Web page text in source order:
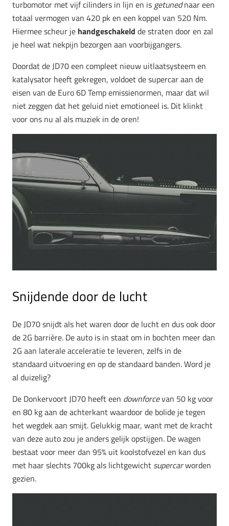
turbomotor met vijf cilinders in lijn en isgetunednaar een
totaal vermogen van 420 pk en een koppel van 520 Nm.
Hiermee scheur je handgeschakeld de straten door en zal
je heel wat nekpijn bezorgen aan voorbijgangers.
Doordat de JD70 een compleet nieuw uitlaatsysteem en
katalysator heeft gekregen, voldoet de supercar aan de
eisen van de Euro 6D Temp emissienormen, maar dat wil
niet zeggen dat het geluid niet emotioneel is. Dit klinkt
voor ons nu al als muziek in de oren!
Snijdende door de lucht
De JD70 snijdt als het waren door de lucht en dus ook door
de 2G barrière. De auto is in staat om in bochten meer dan
2G aan laterale acceleratie te leveren, zelfs in de
standaard uitvoering en op de standaard banden. Word je
al duizelig?
De Donkervoort JD70 heeft een downforcevan 50 kg voor
en 80 kg aan de achterkant waardoor de bolide je tegen
het wegdek aan smijt. Gelukkig maar, want met de kracht
van deze auto zou je anders gelijk opstijgen. De wagen
bestaat voor meer dan 95% uit koolstofvezel en kan dus
met haar slechts 700kg als lichtgewicht supercarworden
gezien.